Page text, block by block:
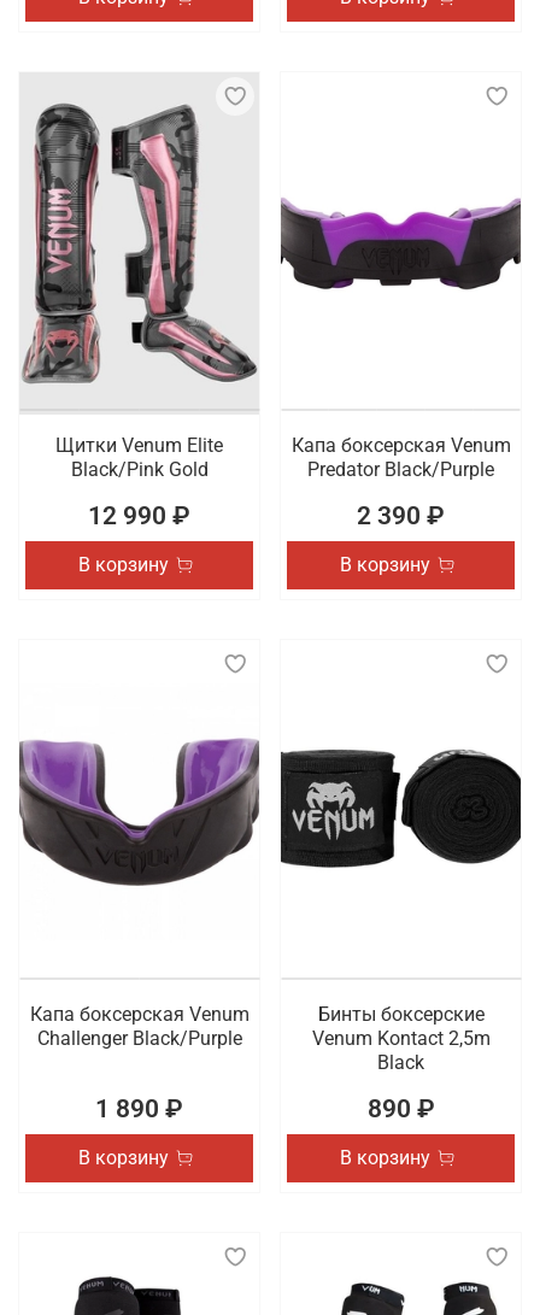
Щитки Venum Elite
Black/Pink Gold
12 990 ₽
В корзину
Капа боксерская Venum
Predator Black/Purple
2 390 ₽
В корзину
Капа боксерская Venum
Challenger Black/Purple
1 890 ₽
В корзину
Бинты боксерские
Venum Kontact 2,5m
Black
890 ₽
В корзину